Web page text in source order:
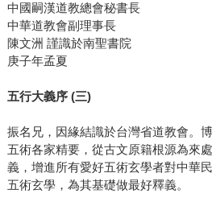
中國嗣漢道教總會秘書長
中華道教會副理事長
陳文洲 謹識於南聖書院
庚子年孟夏
五行大義序 (三)
振名兄，因緣結識於台灣省道教會。
五術各家精要，從古文原籍根源為來
義，增進所有愛好五術玄學者對中華
五術玄學，為其基礎做最好釋義。